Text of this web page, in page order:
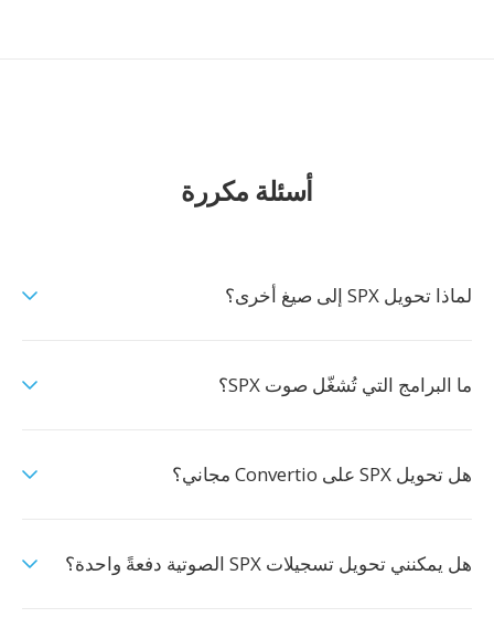
أسئلة مكررة
لماذا تحويل SPX إلى صيغ أخرى؟
ما البرامج التي تُشغّل صوت SPX؟
هل تحويل SPX على Convertio مجاني؟
هل يمكنني تحويل تسجيلات SPX الصوتية دفعةً واحدة؟